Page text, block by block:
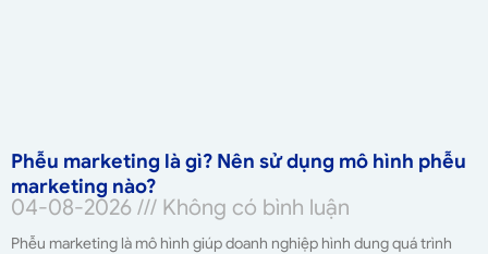
Phễu marketing là gì? Nên sử dụng mô hình phễu
marketing nào?
04-08-2026 Không có bình luận
Phễu marketing là mô hình giúp doanh nghiệp hình dung quá trình